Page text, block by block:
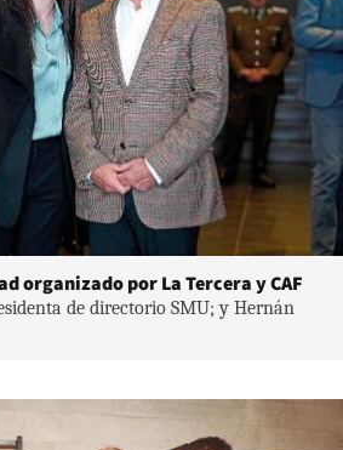
organizado por La Tercera y CAF
de directorio SMU; y Hernán